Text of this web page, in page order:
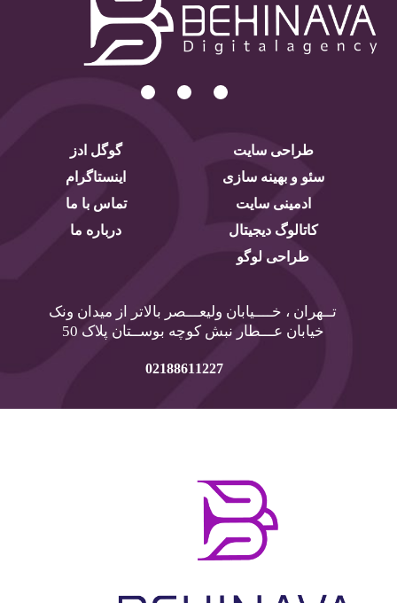
خدمات سئو سایت لوازم تحریر بیشتر بخوانید »
بهترین تعرفه سئو سایت ایران در سال 1405 بیشتر بخوانید »
خدمات و راهکارهای سئو تخصصی سایت داروخانه بیشتر بخوانید »
طراحی سایت
سئو و بهینه سازی
ادمینی سایت
کاتالوگ دیجیتال
طراحی لوگو
گوگل ادز
اینستاگرام
تماس با ما
درباره ما
تــهران ، خــــیابان ولیعـــصر بالاتر از میدان ونک
خیابان عـــطار نبش کوچه بوســتان پلاک 50
02188611227